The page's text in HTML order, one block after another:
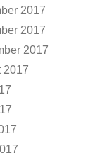
2017
2017
2017
2017